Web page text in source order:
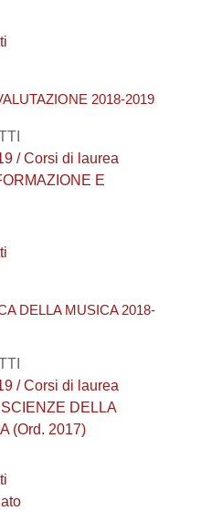
2018-2019
/ Corsi di laurea
E
DELLA MUSICA 2018-
/ Corsi di laurea
DELLA
(Ord. 2017)